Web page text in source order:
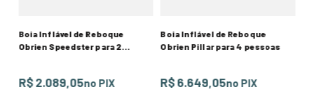
Boia Inflável de Reboque
Obrien Speedster para 2
R$ 2.089,05no PIX
Boia Inflável de Reboque
Obrien Pillar para 4 pessoas
R$ 6.649,05no PIX